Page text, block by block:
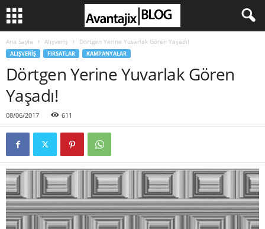
Ana Sayfa Alışveriş Dörtgen Yerine Yuvarlak Gören Yaşadı!
ALIŞVERIŞ FIRSATLAR KAMPANYALAR
Dörtgen Yerine Yuvarlak Gören
Yaşadı!
08/06/2017 611